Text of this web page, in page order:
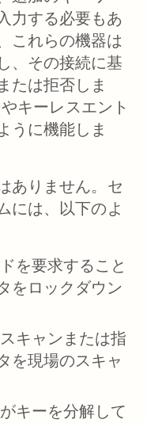
力する必要もあ
これらの機器は
、その接続に基
たは拒否しま
キーレスエント
うに機能しま
ありません。セ
には、以下のよ
を要求すること
をロックダウン
キャンまたは指
を現場のスキャ
キーを分解して